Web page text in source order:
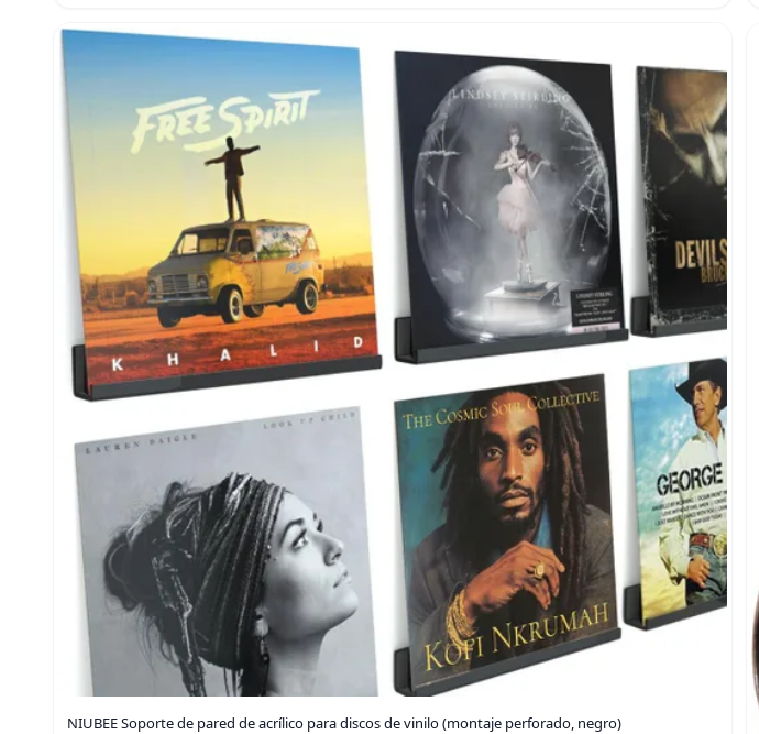
NIUBEE Soporte de pared de acrílico para discos de vinilo (montaje perforado, negro)